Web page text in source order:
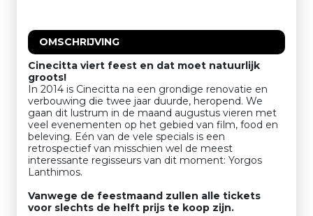
OMSCHRIJVING
Cinecitta viert feest en dat moet natuurlijk
groots!
In 2014 is Cinecitta na een grondige renovatie en
verbouwing die twee jaar duurde, heropend. We
gaan dit lustrum in de maand augustus vieren met
veel evenementen op het gebied van film, food en
beleving. Eén van de vele specials is een
retrospectief van misschien wel de meest
interessante regisseurs van dit moment: Yorgos
Lanthimos.
Vanwege de feestmaand zullen alle tickets
voor slechts de helft prijs te koop zijn.